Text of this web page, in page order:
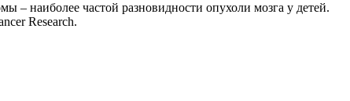
– наиболее частой разновидности опухоли мозга у детей.
Research.